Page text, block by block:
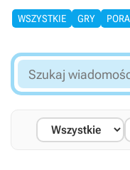
WSZYSTKIE GRY
Szukaj
wiadomości...